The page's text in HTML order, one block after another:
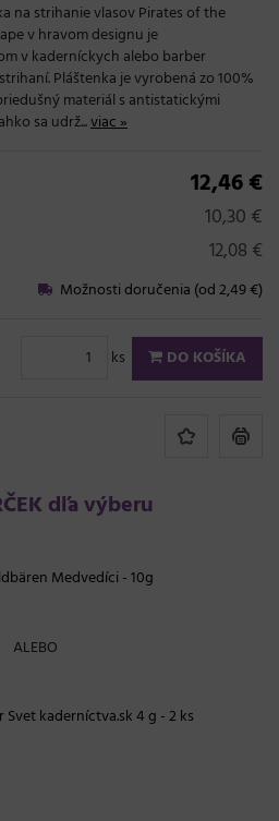
na strihanie vlasov Pirates of the
v hravom designu je
v kaderníckych alebo barber
Pláštenka je vyrobená zo 100%
materiál s antistatickými
sa udrž...viac »
12,46 €
10,30 €
12,08 €
Možnosti doručenia (od 2,49 €)
ks DO KOŠÍKA
dľa výberu
Medvedíci - 10g
ALEBO
Svet kaderníctva.sk 4 g - 2 ks